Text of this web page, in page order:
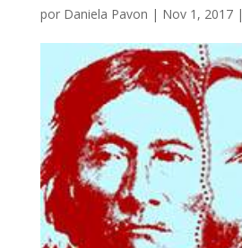
por Daniela Pavon | Nov 1, 2017|